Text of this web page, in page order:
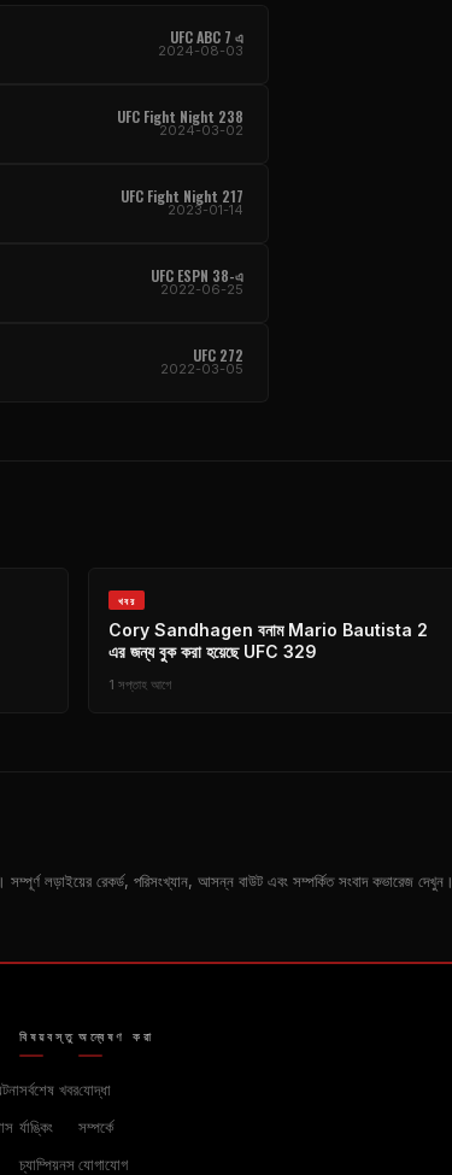
UFCABC 7 এ
2024-08-03
UFC Fight Night 238
2024-03-02
UFC Fight Night 217
2023-01-14
UFC ESPN 38-এ
2022-06-25
UFC 272
2022-03-05
খবর
Cory Sandhagen বনাম Mario Bautista 2
এর জন্য বুক করা হয়েছে UFC 329
1 সপ্তাহ আগে
সম্পূর্ণ লড়াইয়ের রেকর্ড, পরিসংখ্যান, আসন্ন বাউট এবং সম্পর্কিত সংবাদ কভারেজ দেখুন।
বিষয়বস্তু
সর্বশেষ খবর
র্যাঙ্কিং
চ্যাম্পিয়নস
অন্বেষণ করা
যোদ্ধা
সম্পর্কে
যোগাযোগ